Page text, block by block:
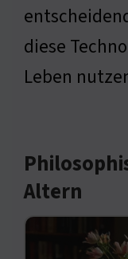
diese
Leben
Altern